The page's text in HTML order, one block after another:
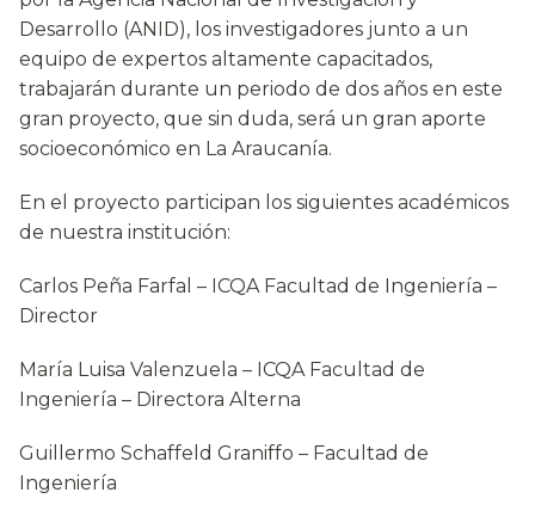
Desarrollo (ANID), los investigadores junto a un
equipo de expertos altamente capacitados,
trabajarán durante un periodo de dos años en este
gran proyecto, que sin duda, será un gran aporte
socioeconómico en La Araucanía.
En el proyecto participan los siguientes académicos
de nuestra institución:
Carlos Peña Farfal – ICQA Facultad de Ingeniería –
Director
María Luisa Valenzuela – ICQA Facultad de
Ingeniería – Directora Alterna
Guillermo Schaffeld Graniffo – Facultad de
Ingeniería